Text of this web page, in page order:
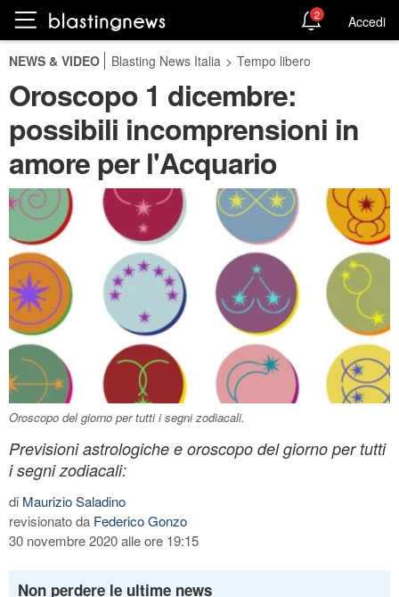
2 Accedi
NEWS & VIDEO Blasting News Italia > Tempo libero
Oroscopo 1 dicembre:
possibili incomprensioni in
amore per l'Acquario
Oroscopo del giorno per tutti i segni zodiacali.
Previsioni astrologiche e oroscopo del giorno per tutti
i segni zodiacali:
di Maurizio Saladino
revisionato da Federico Gonzo
30 novembre 2020 alle ore 19:15
Non perdere le ultime news